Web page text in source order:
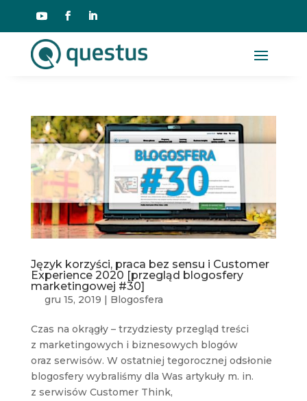
Język korzyści, praca bez sensu i Customer
Experience 2020 [przegląd blogosfery
marketingowej #30]
gru 15, 2019 | Blogosfera
Czas na okrągły – trzydziesty przegląd treści
z marketingowych i biznesowych blogów
oraz serwisów. W ostatniej tegorocznej odsłonie
blogosfery wybraliśmy dla Was artykuły m. in.
z serwisów Customer Think,